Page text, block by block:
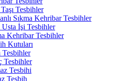
Tesbihler
Sıkma Kehribar Tesbihler
Usta İşi Tesbihler
Kehribar Tesbihler
Kutuları
Tesbihler
Tesbihler
Tesbihi
Tesbih